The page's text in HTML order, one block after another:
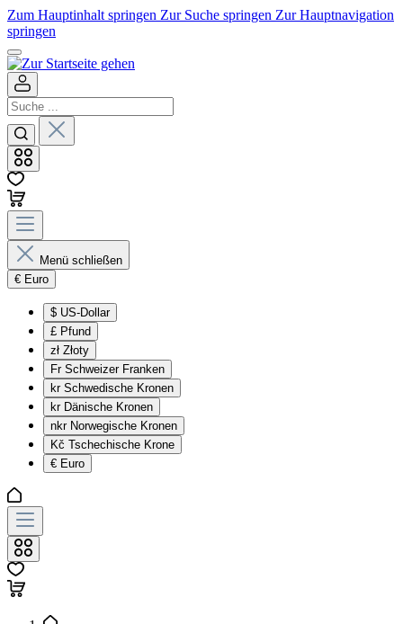
Zum Hauptinhalt springen Zur Suche springen Zur Hauptnavigation
springen
Menü schließen
€ Euro
$ US-Dollar
£ Pfund
zł Złoty
Fr Schweizer Franken
kr Schwedische Kronen
kr Dänische Kronen
nkr Norwegische Kronen
Kč Tschechische Krone
€ Euro